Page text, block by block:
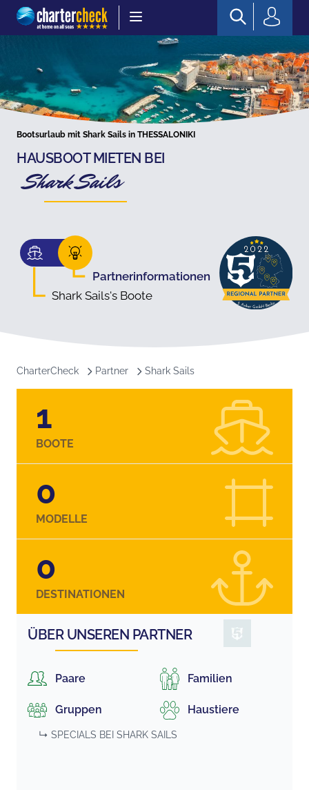
Chartercheck
Bootsurlaub mit Shark Sails in THESSALONIKI
HAUSBOOT MIETEN BEI
Shark Sails
Partnerinformationen
Shark Sails's Boote
CharterCheck Partner Shark Sails
1
BOOTE
0
MODELLE
0
DESTINATIONEN
ÜBER UNSEREN PARTNER
Paare Familien
Gruppen Haustiere
↳ SPECIALS BEI SHARK SAILS